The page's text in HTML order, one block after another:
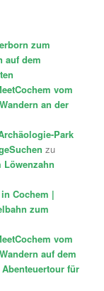
zum
auf dem
vom
Wandern an der
Park
zu
Cochem |
zum
vom
Wandern auf dem
für